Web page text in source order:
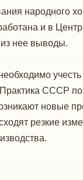
народного
и в
нее выводы.
СССР
новые
резкие